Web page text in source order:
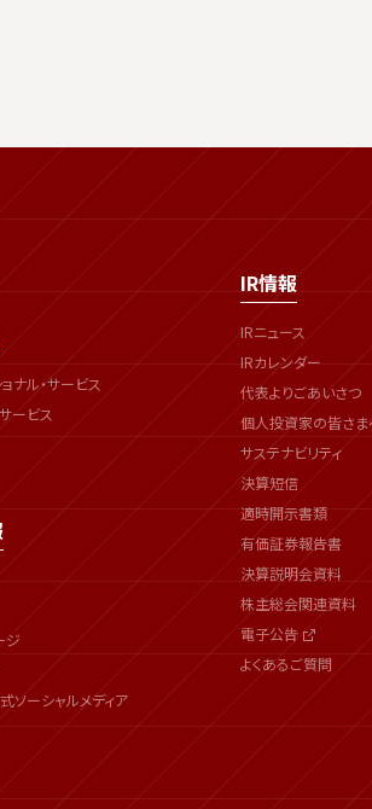
ナル・サービス
ービス
ジ
ソーシャルメディア
IR情報
IRニュース
IRカレンダー
代表よりごあいさつ
個人投資家の皆さま
サステナビリティ
決算短信
適時開示書類
有価証券報告書
決算説明会資料
株主総会関連資料
電子公告
よくあるご質問